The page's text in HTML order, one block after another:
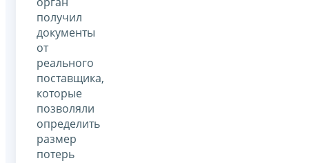
получил
документы
от
реального
поставщика,
которые
позволяли
определить
размер
потерь